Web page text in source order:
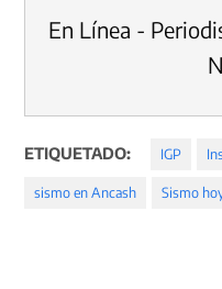
En Línea -
ETIQUETADO: IGP
sismo en Ancash Sismo